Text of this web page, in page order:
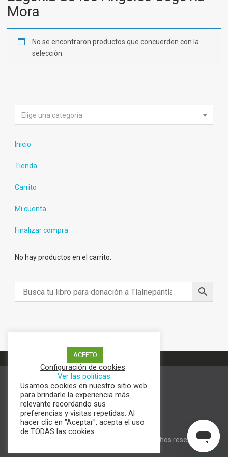
Mora
No se encontraron productos que concuerden con la
selección.
Elige una categoría
Inicio
Tienda
Carrito
Mi cuenta
Finalizar compra
No hay productos en el carrito.
Términos y condiciones
Aviso de Privacidad
Política de cookies
Digital Content | Copyright © todos los derechos reservados
ACEPTO
Configuración de cookies
Ver las políticas
Usamos cookies en nuestro sitio web
para brindarle la experiencia más
relevante recordando sus
preferencias y visitas repetidas. Al
hacer clic en "Aceptar", acepta el uso
de TODAS las cookies.